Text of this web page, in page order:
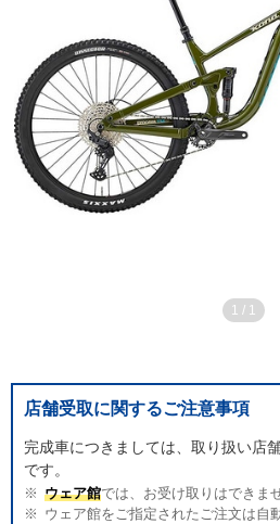
1 / 1
店舗受取に関するご注意事項
完成車につきましては、取り扱い店
です。
ウェア館では、お受け取りはできま
ウェア館をご指定されたご注文は自